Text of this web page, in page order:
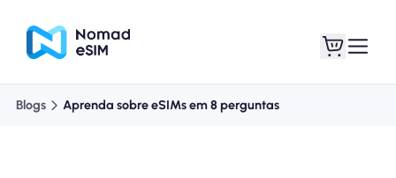
Blogs Aprenda sobre eSIMs em 8 perguntas